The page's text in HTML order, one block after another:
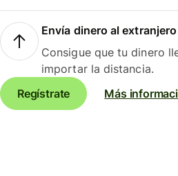
Envía dinero al
Consigue que tu dinero
importar la distancia.
Regístrate
Más